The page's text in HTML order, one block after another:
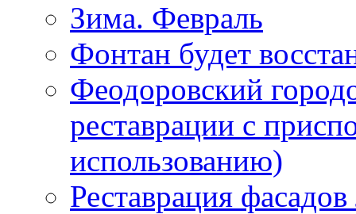
Зима. Февраль
Фонтан будет
Феодоровский
реставрации с
использованию)
Реставрация